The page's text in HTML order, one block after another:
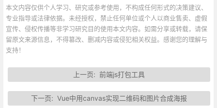
本文内容仅供个人学习、研究或参考使用，不构成任何形式的决策建议、
专业指导或法律依据。未经授权，禁止任何单位或个人以商业售卖、虚假
宣传、侵权传播等非学习研究目的使用本文内容。如需分享或转载，请保
留原文来源信息，不得篡改、删减内容或侵犯相关权益。感谢您的理解与
支持！
上一页: 前端js打包工具
下一页: Vue中用canvas实现二维码和图片合成海报